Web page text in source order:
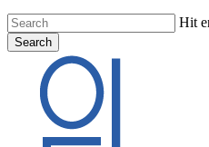
Hit
Search
Search